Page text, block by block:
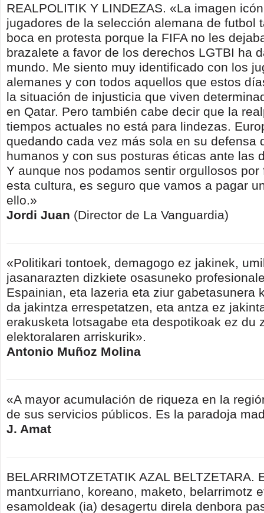
REALPOLITIK Y LINDEZAS. «La imagen
jugadores de la selección alemana de futbol
boca en protesta porque la FIFA no les
brazalete a favor de los derechos LGTBI ha
mundo. Me siento muy identificado con los
alemanes y con todos aquellos que estos
la situación de injusticia que viven
en Qatar. Pero también cabe decir que la
tiempos actuales no está para lindezas.
quedando cada vez más sola en su defensa
humanos y con sus posturas éticas ante las
Y aunque nos podamos sentir orgullosos por
esta cultura, es seguro que vamos a pagar
ello.»
Jordi Juan (Director de La Vanguardia)
«Politikari tontoek, demagogo ez jakinek,
jasanarazten dizkiete osasuneko
Espainian, eta lazeria eta ziur gabetasunera
da jakintza errespetatzen, eta antza ez
erakusketa lotsagabe eta despotikoak ez du
elektoralaren arriskurik».
Antonio Muñoz Molina
«A mayor acumulación de riqueza en la
de sus servicios públicos. Es la paradoja
J. Amat
BELARRIMOTZETATIK AZAL BELTZETARA.
mantxurriano, koreano, maketo, belarrimotz
esamoldeak (ia) desagertu direla denbora